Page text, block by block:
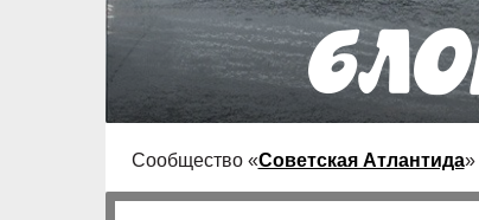
Сообщество «Советская Атлантида»